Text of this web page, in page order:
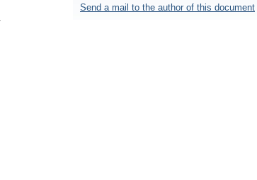
Send a mail to the author of this document